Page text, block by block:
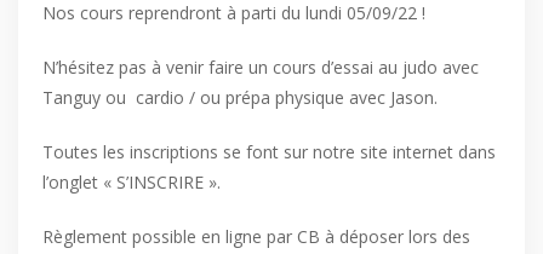
Nos cours reprendront à parti du lundi 05/09/22 !
N’hésitez pas à venir faire un cours d’essai au judo avec
Tanguy ou cardio / ou prépa physique avec Jason.
Toutes les inscriptions se font sur notre site internet dans
l’onglet « S’INSCRIRE ».
Règlement possible en ligne par CB à déposer lors des